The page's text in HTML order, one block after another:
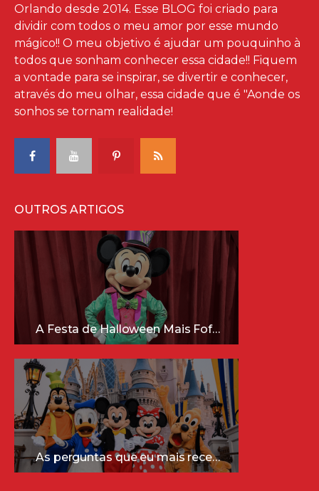
Orlando desde 2014. Esse BLOG foi criado para
dividir com todos o meu amor por esse mundo
mágico!! O meu objetivo é ajudar um pouquinho à
todos que sonham conhecer essa cidade!! Fiquem
a vontade para se inspirar, se divertir e conhecer,
através do meu olhar, essa cidade que é "Aonde os
sonhos se tornam realidade!
OUTROS ARTIGOS
A Festa de Halloween Mais Fofa da Disney Está Chegando!
As perguntas que eu mais recebo sobre a Disney (e as respostas mais sinceras!)